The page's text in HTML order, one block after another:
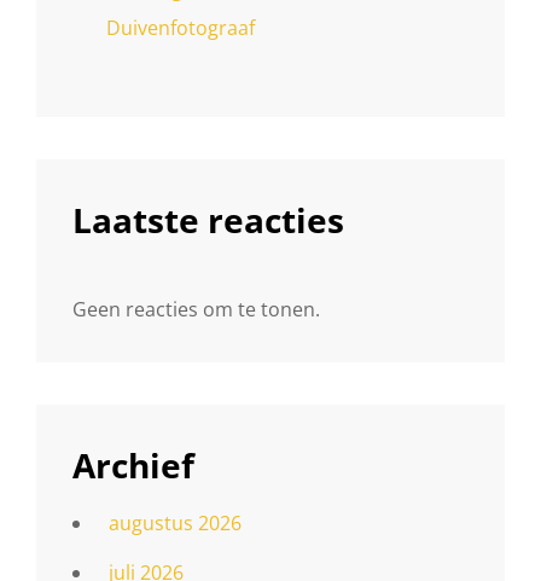
Duivenfotograaf
Laatste reacties
Geen reacties om te tonen.
Archief
augustus 2026
juli 2026